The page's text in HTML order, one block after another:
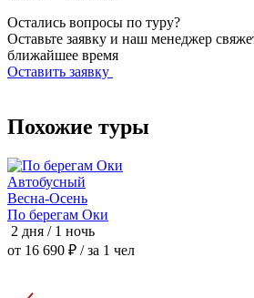
Остались вопросы по туру?
Оставьте заявку и наш менеджер
ближайшее время
Оставить заявку
Похожие туры
Автобусный
Весна-Осень
По берегам Оки
2 дня / 1 ночь
от 16 690 ₽ / за 1 чел